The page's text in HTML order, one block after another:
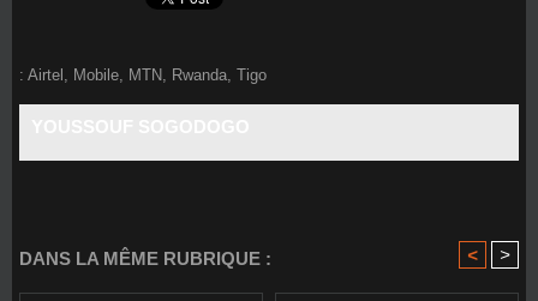
: Airtel , Mobile, MTN, Rwanda, Tigo
DANS LA MÊME RUBRIQUE : < >